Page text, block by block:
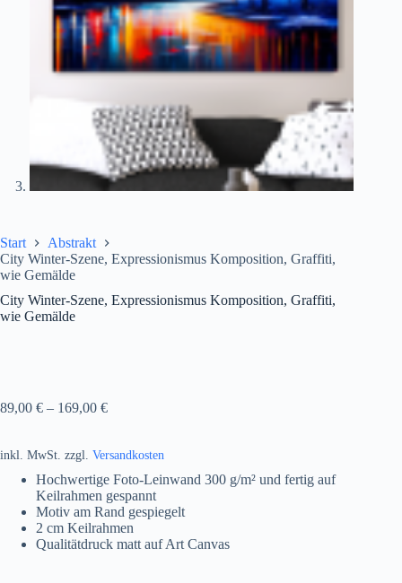
Start
Abstrakt
City Winter-Szene, Expressionismus Komposition, Graffiti,
wie Gemälde
City Winter-Szene, Expressionismus Komposition, Graffiti,
wie Gemälde
89,00 € – 169,00 €
inkl. MwSt. zzgl. Versandkosten
Hochwertige Foto-Leinwand 300 g/m² und fertig auf
Keilrahmen gespannt
Motiv am Rand gespiegelt
2 cm Keilrahmen
Qualitätdruck matt auf Art Canvas